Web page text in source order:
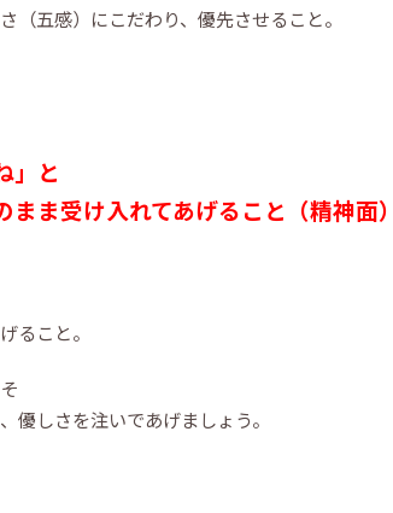
（五感）にこだわり、優先させること。
」と
ま受け入れてあげること（精神面）
ること。
優しさを注いであげましょう。